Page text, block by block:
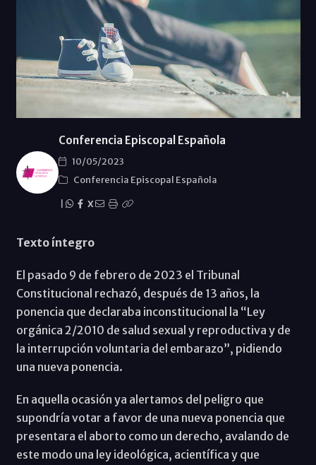
Conferencia Episcopal Española
10/05/2023
Conferencia Episcopal Española
X
Texto íntegro
El pasado 9 de febrero de 2023 el Tribunal
Constitucional rechazó, después de 13 años, la
ponencia que declaraba inconstitucional la “Ley
orgánica 2/2010 de salud sexual y reproductiva y de
la interrupción voluntaria del embarazo”, pidiendo
una nueva ponencia.
En aquella ocasión ya alertamos del peligro que
supondría votar a favor de una nueva ponencia que
presentara el aborto como un derecho, avalando de
este modo una ley ideológica, acientífica y que